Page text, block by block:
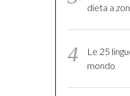
dieta a
Le 25
mondo